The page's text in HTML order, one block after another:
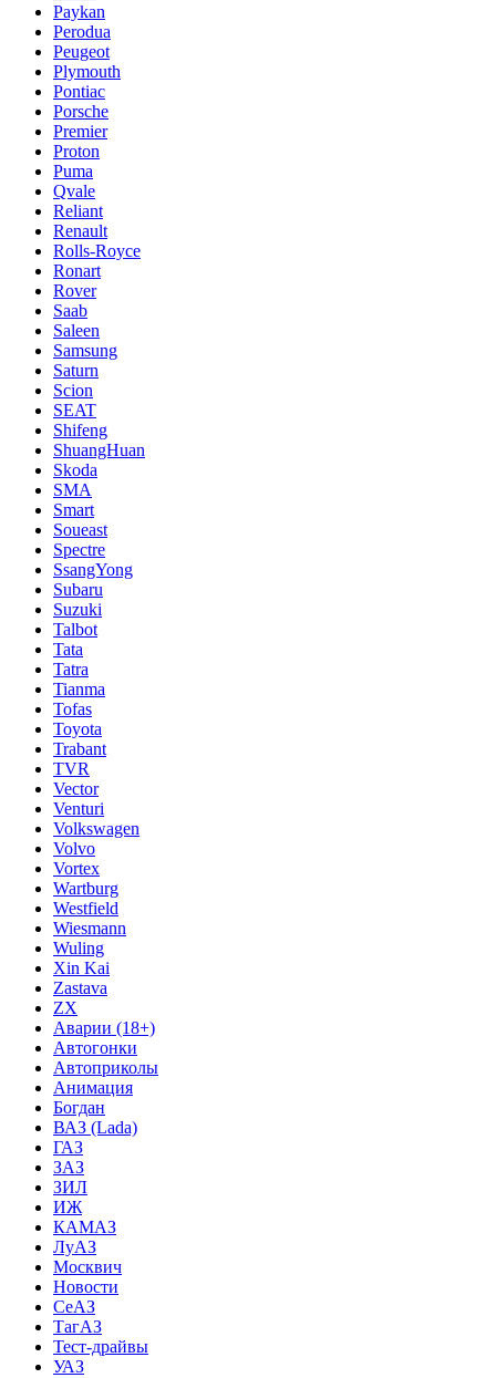
Paykan
Perodua
Peugeot
Plymouth
Pontiac
Porsche
Premier
Proton
Puma
Qvale
Reliant
Renault
Rolls-Royce
Ronart
Rover
Saab
Saleen
Samsung
Saturn
Scion
SEAT
Shifeng
ShuangHuan
Skoda
SMA
Smart
Soueast
Spectre
SsangYong
Subaru
Suzuki
Talbot
Tata
Tatra
Tianma
Tofas
Toyota
Trabant
TVR
Vector
Venturi
Volkswagen
Volvo
Vortex
Wartburg
Westfield
Wiesmann
Wuling
Xin Kai
Zastava
ZX
Аварии (18+)
Автогонки
Автоприколы
Анимация
Богдан
ВАЗ (Lada)
ГАЗ
ЗАЗ
ЗИЛ
ИЖ
КАМАЗ
ЛуАЗ
Москвич
Новости
СеАЗ
ТагАЗ
Тест-драйвы
УАЗ